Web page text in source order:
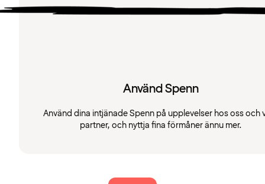
Använd Spenn
Använd dina intjänade Spenn på upplevelser hos oss och
partner, och nyttja fina förmåner ännu mer.